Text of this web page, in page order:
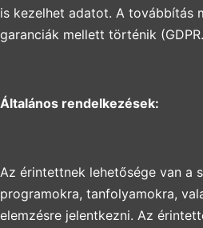
is kezelhet adatot. A továbbítás
garanciák mellett történik
Általános rendelkezések:
Az érintettnek lehetősége van a
programokra, tanfolyamokra,
elemzésre jelentkezni. Az